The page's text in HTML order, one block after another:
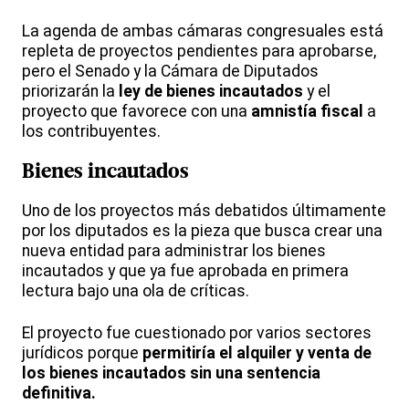
La agenda de ambas cámaras congresuales está
repleta de proyectos pendientes para aprobarse,
pero el Senado y la Cámara de Diputados
priorizarán la ley de bienes incautados y el
proyecto que favorece con una amnistía fiscal a
los contribuyentes.
Bienes incautados
Uno de los proyectos más debatidos últimamente
por los diputados es la pieza que busca crear una
nueva entidad para administrar los bienes
incautados y que ya fue aprobada en primera
lectura bajo una ola de críticas.
El proyecto fue cuestionado por varios sectores
jurídicos porque permitiría el alquiler y venta de
los bienes incautados sin una sentencia
definitiva.